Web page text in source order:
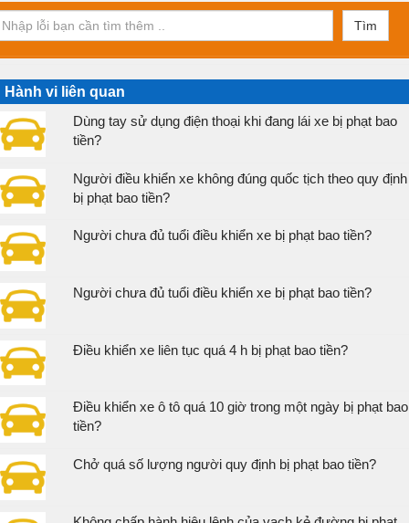
Tìm
Hành vi liên quan
Dùng tay sử dụng điện thoại khi đang lái xe bị phạt bao
tiền?
Người điều khiển xe không đúng quốc tịch theo quy định
bị phạt bao tiền?
Người chưa đủ tuổi điều khiển xe bị phạt bao tiền?
Người chưa đủ tuổi điều khiển xe bị phạt bao tiền?
Điều khiển xe liên tục quá 4 h bị phạt bao tiền?
Điều khiển xe ô tô quá 10 giờ trong một ngày bị phạt bao
tiền?
Chở quá số lượng người quy định bị phạt bao tiền?